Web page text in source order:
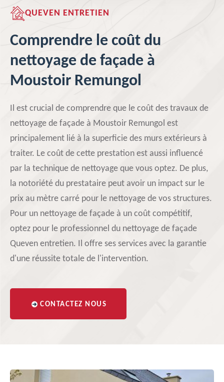
QUEVEN ENTRETIEN
Comprendre le coût du
nettoyage de façade à
Moustoir Remungol
Il est crucial de comprendre que le coût des travaux de
nettoyage de façade à Moustoir Remungol est
principalement lié à la superficie des murs extérieurs à
traiter. Le coût de cette prestation est aussi influencé
par la technique de nettoyage que vous optez. De plus,
la notoriété du prestataire peut avoir un impact sur le
prix au mètre carré pour le nettoyage de vos structures.
Pour un nettoyage de façade à un coût compétitif,
optez pour le professionnel du nettoyage de façade
Queven entretien. Il offre ses services avec la garantie
d'une réussite totale de l'intervention.
CONTACTEZ NOUS